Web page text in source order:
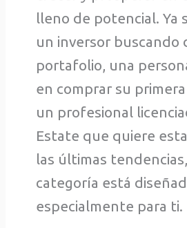
lleno de potencial. Ya
un inversor buscando
portafolio, una
en comprar su
un profesional
Estate que quiere
las últimas
categoría está
especialmente para ti.